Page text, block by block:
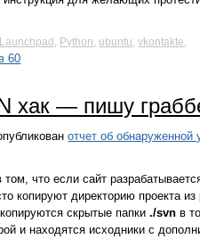
Launchpad , Python, ubuntu,vkontakte,
60
хак — пишу
отчет об обнаруженной
что если сайт
копируют директорию проекта
скрытые папки./svn в
и находятся исходники с